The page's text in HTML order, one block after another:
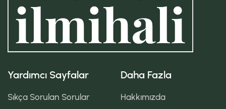
Yardımcı Sayfalar
Sıkça Sorulan Sorular
Daha Fazla
Hakkımızda